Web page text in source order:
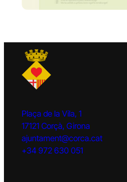
Plaça de la Vila, 1
17121 Corçà, Girona
ajuntament@corca.cat
+34 972 630 051